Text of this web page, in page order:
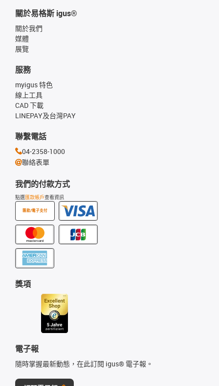
關於易格斯 igus®
關於我們
媒體
展覽
我們的付款方式
點選匯款帳戶查看資訊
匯款/電子支付
服務
myigus 特色
線上工具
CAD 下載
LINEPAY及台灣PAY
獎項
電子報
隨時掌握最新動態，在此訂閱 igus® 電子報。
聯繫電話
04-2358-1000
聯絡表單